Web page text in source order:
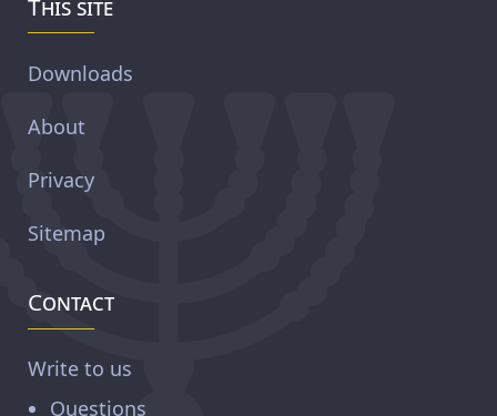
This site
Downloads
About
Privacy
Sitemap
Contact
Write to us
Questions